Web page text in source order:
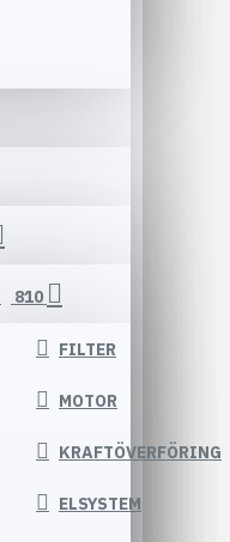
810
FILTER
MOTOR
KRAFTÖVERFÖRING
ELSYSTEM